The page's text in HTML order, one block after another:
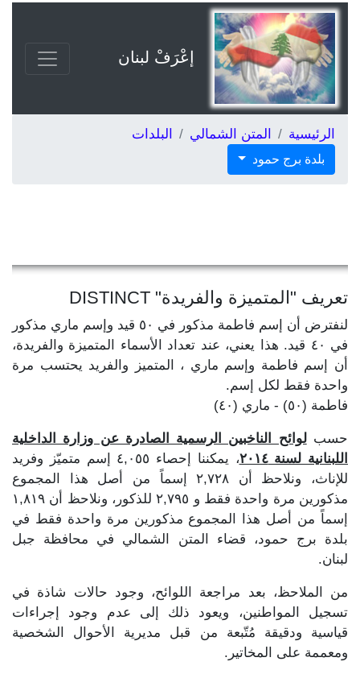
إعْرَفْ لبنان
الرئيسية المتن الشمالي البلدات
بلدة برج حمود
تعريف "المتميزة والفريدة" DISTINCT
لنفترض أن إسم فاطمة مذكور في ٥٠ قيد وإسم ماري مذكور
في ٤٠ قيد. هذا يعني، عند تعداد الأسماء المتميزة والفريدة،
أن إسم فاطمة وإسم ماري ، المتميز والفريد يحتسب مرة
واحدة فقط لكل إسم.
فاطمة (٥٠) - ماري (٤٠)
حسبلوائح الناخبين الرسمية الصادرة عن وزارة الداخلية
اللبنانية لسنة ٢٠١٤
، يمكننا إحصاء ٤,٠٥٥ إسم متميّز وفريد
للإناث، ونلاحظ أن ٢,٧٢٨ إسماً من أصل هذا المجموع
مذكورين مرة واحدة فقط و ٢,٧٩٥ للذكور، ونلاحظ أن ١,٨١٩
إسماً من أصل هذا المجموع مذكورين مرة واحدة فقط في
بلدة برج حمود، قضاء المتن الشمالي في محافظة جبل
لبنان.
من الملاحظ، بعد مراجعة اللوائح، وجود حالات شاذة في
تسجيل المواطنين، ويعود ذلك إلى عدم وجود إجراءات
قياسية ودقيقة مُتّبعة من قبل مديرية الأحوال الشخصية
ومعممة على المخاتير.